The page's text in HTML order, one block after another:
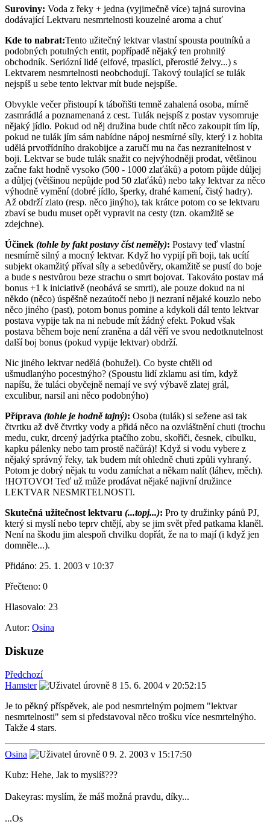
Suroviny: Voda z řeky + jedna (vyjimečně více) tajná surovina
dodávající Lektvaru nesmrtelnosti kouzelné aroma a chuť
Kde to nabrat:Tento užitečný lektvar vlastní spousta poutníků a
podobných potulných entit, popřípadě nějaký ten prohnilý
obchodník. Seriózní lidé (elfové, trpaslíci, přerostlé želvy...) s
Lektvarem nesmrtelnosti neobchodují. Takový toulající se tulák
nejspíš u sebe tento lektvar mít bude nejspíše.
Obvykle večer přistoupí k tábořišti temně zahalená osoba, mírně
zasmrádlá a poznamenaná z cest. Tulák nejspíš z postav vysomruje
nějaký jídlo. Pokud od něj družina bude chtít něco zakoupit tím líp,
pokud ne tulák jím sám nabídne nápoj nesmírné síly, který i z hobita
udělá prvotřídního drakobijce a zaručí mu na čas nezranitelnost v
boji. Lektvar se bude tulák snažit co nejvýhodněji prodat, většinou
začne fakt hodně vysoko (500 - 1000 zlaťáků) a potom půjde důljej
a důljej (většinou nepůjde pod 50 zlaťáků) nebo taky lektvar za něco
výhodně vymění (dobré jídlo, šperky, drahé kamení, čistý hadry).
Až obdrží zlato (resp. něco jinýho), tak krátce potom co se lektvaru
zbaví se budu muset opět vypravit na cesty (tzn. okamžitě se
zdejchne).
Účinek (tohle by fakt postavy číst neměly): Postavy teď vlastní
nesmírně silný a mocný lektvar. Když ho vypijí při boji, tak ucítí
subjekt okamžitý příval síly a sebedůvěry, okamžitě se pustí do boje
a bude s nestvůrou beze strachu o smrt bojovat. Takováto postav má
bonus +1 k iniciativě (neobává se smrti), ale pouze dokud na ni
někdo (něco) úspěšně nezaútočí nebo ji nezraní nějaké kouzlo nebo
něco jiného (past), potom bonus pomine a kdykoli dál tento lektvar
postava vypije tak na ni nebude mít žádný efekt. Pokud však
postava během boje není zraněna a dál věří ve svou nedotknutelnost
další boj bonus (pokud vypije lektvar) obdrží.
Nic jiného lektvar nedělá (bohužel). Co byste chtěli od
ušmudlanýho pocestnýho? (Spoustu lidí zklamu asi tím, když
napíšu, že tuláci obyčejně nemají ve svý výbavě zlatej grál,
exculibur, narsil ani něco podobnýho)
Příprava (tohle je hodně tajný): Osoba (tulák) si sežene asi tak
čtvrtku až dvě čtvrtky vody a přidá něco na ozvláštnění chuti (trochu
medu, cukr, drcený jadýrka ptačího zobu, skořiči, česnek, cibulku,
kapku pálenky nebo tam prostě načůrá)! Když si vodu vybere z
nějaký správný řeky, tak budem mít ohledně chuti způli vyhraný.
Potom je dobrý nějak tu vodu zamíchat a někam nalít (láhev, měch).
!HOTOVO! Teď už může prodávat nějaké najivní družince
LEKTVAR NESMRTELNOSTI.
Skutečná užitečnost lektvaru (...topj...): Pro ty družinky pánů PJ,
který si myslí nebo teprv chtějí, aby se jim svět před patkama klaněl.
Není na škodu jim alespoň chvilku dopřát, že na to mají (i když jen
domněle...).
Přidáno: 25. 1. 2003 v 10:37
Přečteno: 0
Hlasovalo: 23
Autor: Osina
Diskuze
Předchozí
Hamster
15. 6. 2004 v 20:52:15
Je to pěkný příspěvek, ale pod nesmrtelným pojmem "lektvar
nesmrtelnosti" sem si představoval něco trošku více nesmrtelnýho.
Takže 4 stars.
Osina
9. 2. 2003 v 15:17:50
Kubz: Hehe, Jak to myslíš???
Dakeyras: myslím, že máš možná pravdu, díky...
...Os